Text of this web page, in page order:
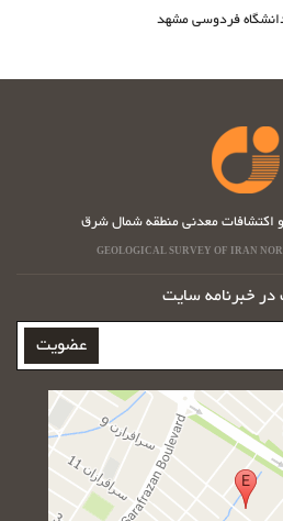
فردوسی مشهد
اکتشافات معدنی منطقه شمال شرق
GEOLOGICAL SURVEY OF IRAN
خبرنامه سایت
عضویت